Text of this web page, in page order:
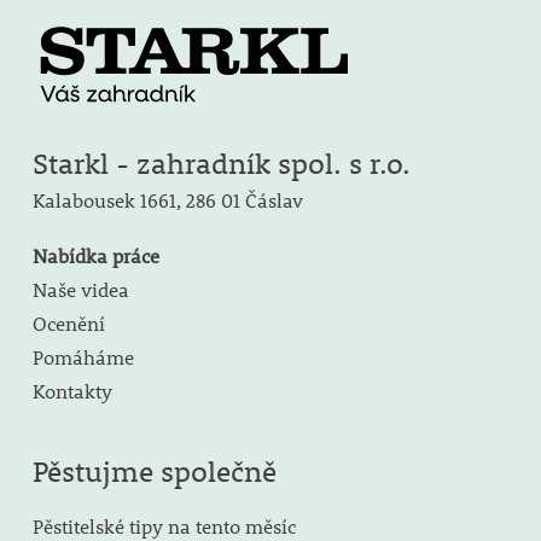
Starkl - zahradník spol. s r.o.
Kalabousek 1661, 286 01 Čáslav
Nabídka práce
Naše videa
Ocenění
Pomáháme
Kontakty
Pěstujme společně
Pěstitelské tipy na tento měsíc